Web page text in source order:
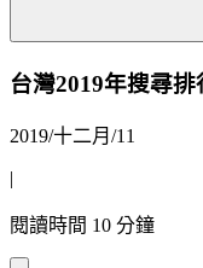
台灣2019年搜尋
2019/十二月/11
|
閱讀時間 10 分鐘